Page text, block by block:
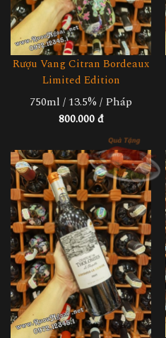
Rượu Vang Citran Bordeaux
Limited Edition
750ml / 13.5% / Pháp
800.000 đ